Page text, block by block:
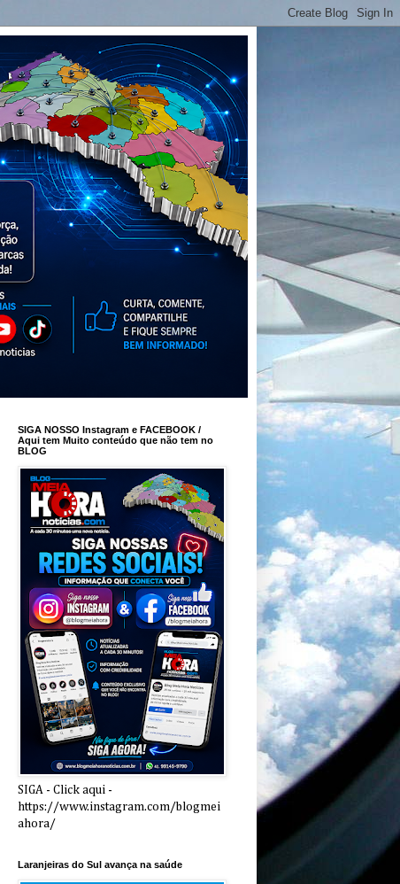
SIGA NOSSO Instagram e FACEBOOK /
Aqui tem Muito conteúdo que não tem no
BLOG
SIGA - Click aqui -
https://www.instagram.com/blogmei
ahora/
Laranjeiras do Sul avança na saúde